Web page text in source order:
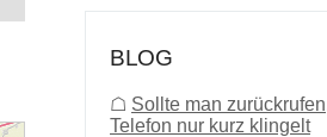
BLOG
☖ Sollte man
Telefon nur kurz klingelt